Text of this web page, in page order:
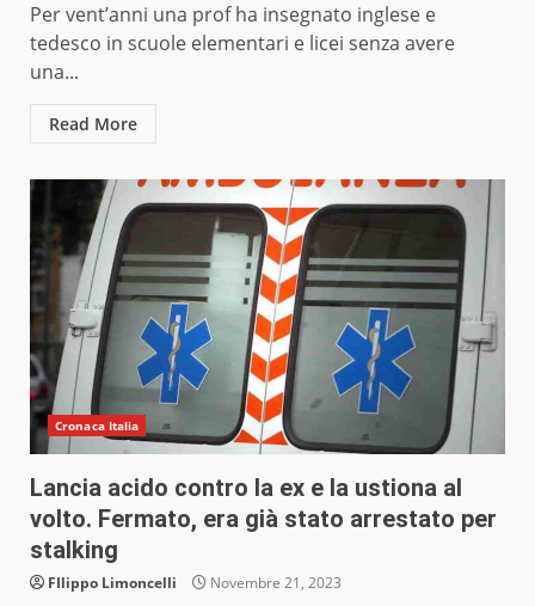
Per vent’anni una prof ha insegnato inglese e
tedesco in scuole elementari e licei senza avere
una...
Read More
Cronaca Italia
Lancia acido contro la ex e la ustiona al
volto. Fermato, era già stato arrestato per
stalking
FIlippo Limoncelli Novembre 21, 2023